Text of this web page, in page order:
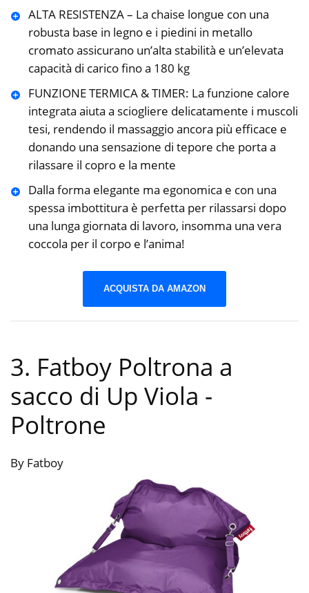
ALTA RESISTENZA – La chaise longue con una
robusta base in legno e i piedini in metallo
cromato assicurano un’alta stabilità e un’elevata
capacità di carico fino a 180 kg
FUNZIONE TERMICA & TIMER: La funzione calore
integrata aiuta a sciogliere delicatamente i muscoli
tesi, rendendo il massaggio ancora più efficace e
donando una sensazione di tepore che porta a
rilassare il copro e la mente
Dalla forma elegante ma egonomica e con una
spessa imbottitura è perfetta per rilassarsi dopo
una lunga giornata di lavoro, insomma una vera
coccola per il corpo e l’anima!
ACQUISTA DA AMAZON
3. Fatboy Poltrona a
sacco di Up Viola -
Poltrone
By Fatboy